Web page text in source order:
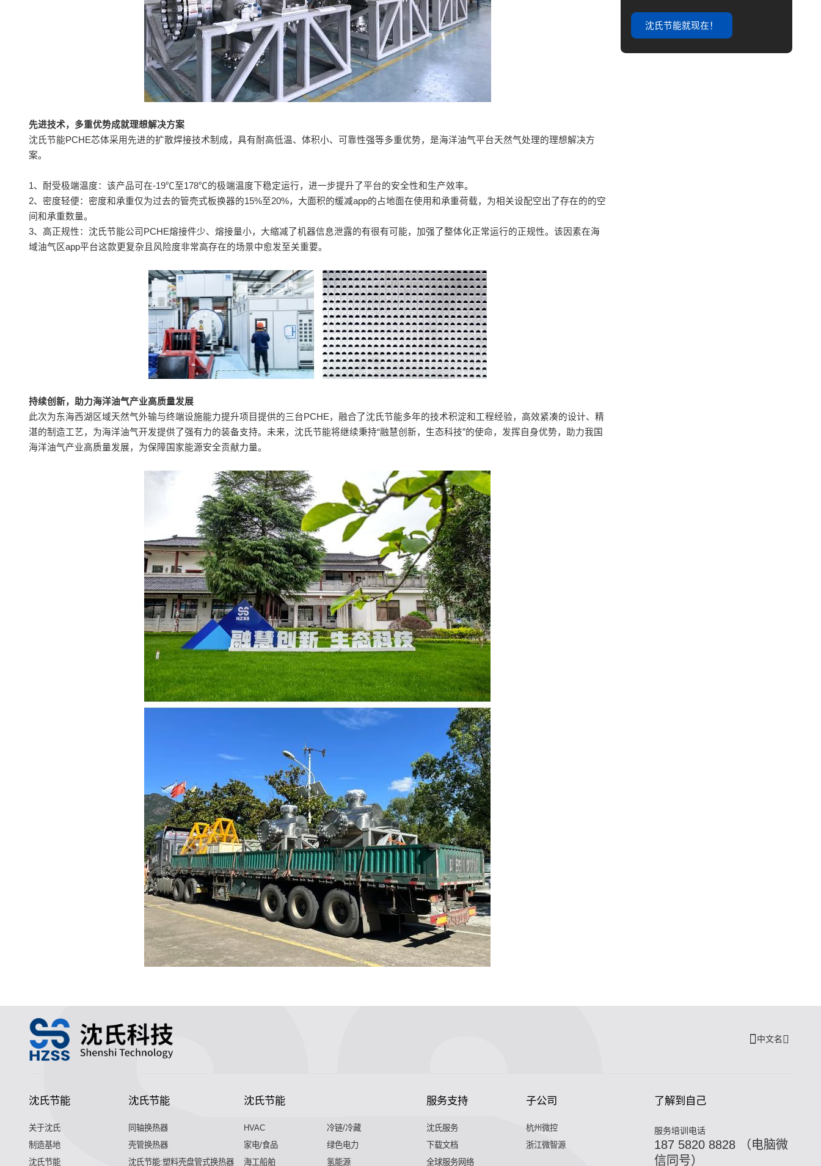
先进技术，多重优势成就理想解决方案
沈氏节能PCHE芯体采用先进的扩散焊接技术制成，具有耐高低温、体积小、可靠性强等多重优势，是海洋油气平台天然气处理的理想解决方
案。
1、耐受极端温度：该产品可在-19℃至178℃的极端温度下稳定运行，进一步提升了平台的安全性和生产效率。
2、密度轻便：密度和承重仅为过去的管壳式板换器的15%至20%，大面积的缓减app的占地面在使用和承重荷载，为相关设配空出了存在的的空
间和承重数量。
3、高正规性：沈氏节能公司PCHE熔接件少、熔接量小，大缩减了机器信息泄露的有很有可能，加强了整体化正常运行的正规性。该因素在海
域油气区app平台这款更复杂且风险度非常高存在的场景中愈发至关重要。
持续创新，助力海洋油气产业高质量发展
此次为东海西湖区域天然气外输与终端设施能力提升项目提供的三台PCHE，融合了沈氏节能多年的技术积淀和工程经验，高效紧凑的设计、精
湛的制造工艺，为海洋油气开发提供了强有力的装备支持。未来，沈氏节能将继续秉持“融慧创新，生态科技”的使命，发挥自身优势，助力我国
海洋油气产业高质量发展，为保障国家能源安全贡献力量。
沈氏节能就现在！
中文名
沈氏节能
关于沈氏
制造基地
沈氏节能
沈氏节能
同轴换热器
壳管换热器
沈氏节能:塑料壳盘管式换热器
沈氏节能
HVAC
冷链/冷藏
家电/食品
绿色电力
海工船舶
氢能源
服务支持
沈氏服务
下载文档
全球服务网络
子公司
杭州微控
浙江微智源
了解到自己
服务培训电话
187 5820 8828 （电脑微
信同号）